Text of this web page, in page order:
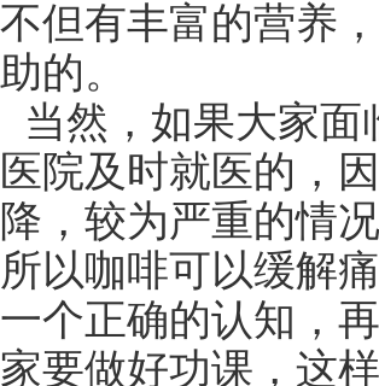
不但有丰富的营养
助的。
当然，如果大家面
医院及时就医的，
降，较为严重的情
所以咖啡可以缓解
一个正确的认知，
家要做好功课，这